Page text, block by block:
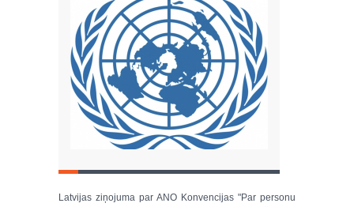
Latvijas ziņojuma par ANO Konvencijas "Par personu